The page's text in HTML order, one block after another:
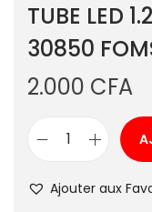
TUBE LED
30850
2.000 CFA
Ajouter aux